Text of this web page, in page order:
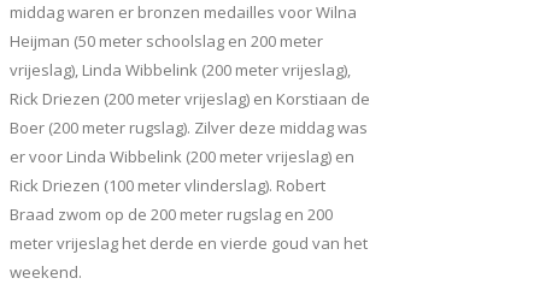
middag waren er bronzen medailles voor Wilna
Heijman (50 meter schoolslag en 200 meter
vrijeslag), Linda Wibbelink (200 meter vrijeslag),
Rick Driezen (200 meter vrijeslag) en Korstiaan de
Boer (200 meter rugslag). Zilver deze middag was
er voor Linda Wibbelink (200 meter vrijeslag) en
Rick Driezen (100 meter vlinderslag). Robert
Braad zwom op de 200 meter rugslag en 200
meter vrijeslag het derde en vierde goud van het
weekend.